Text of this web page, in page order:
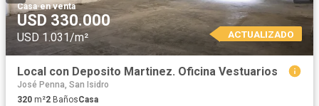
Casa·en venta
USD 330.000
USD 1.031/m² ACTUALIZADO
Local con Deposito Martinez. Oficina Vestuarios
José Penna, San Isidro
320 m²2 BañosCasa